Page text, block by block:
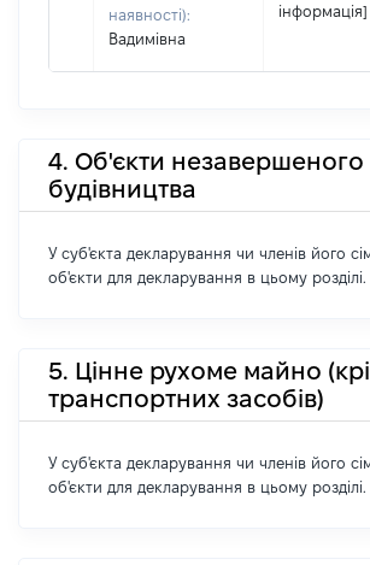
наявності):
Вадимівна
інформація]
4. Об'єкти незавершеного
будівництва
У суб'єкта декларування чи членів його
об'єкти для декларування в цьому розділі.
5. Цінне рухоме майно
транспортних засобів)
У суб'єкта декларування чи членів його
об'єкти для декларування в цьому розділі.